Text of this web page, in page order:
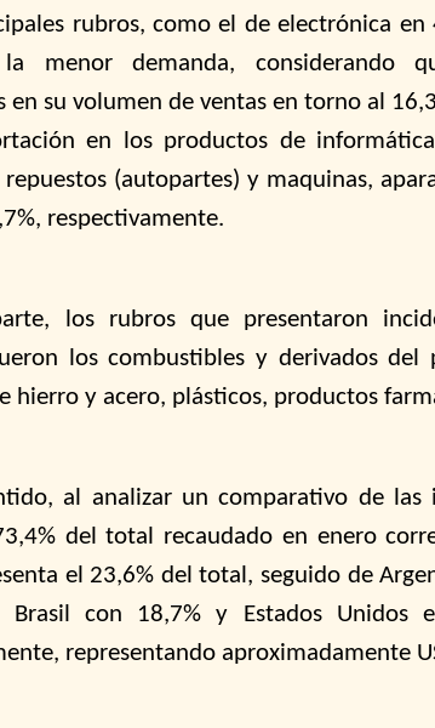
rubros, como el de electrónica en
menor demanda, considerando
en su volumen de ventas en torno al
en los productos de
repuestos (autopartes) y maquinas,
respectivamente.
los rubros que presentaron
los combustibles y derivados del
hierro y acero, plásticos, productos
al analizar un comparativo de
del total recaudado en enero
el 23,6% del total, seguido de
Brasil con 18,7% y Estados Unidos
representando aproximadamente